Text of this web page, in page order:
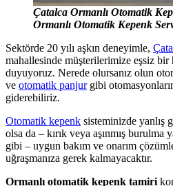
Çatalca Ormanlı Otomatik
Ormanlı Otomatik Kepenk
Sektörde 20 yılı aşkın deneyimle,
mahallesinde müşterilerimize eşsiz
duyuyoruz. Nerede olursanız olun
ve otomatik panjurgibi
giderebiliriz.
Otomatik kepenk sisteminizde yanlış
olsa da – kırık veya aşınmış burulma
gibi – uygun bakım ve onarım
uğraşmanıza gerek kalmayacaktır.
Ormanlı otomatik kepenk tamiri